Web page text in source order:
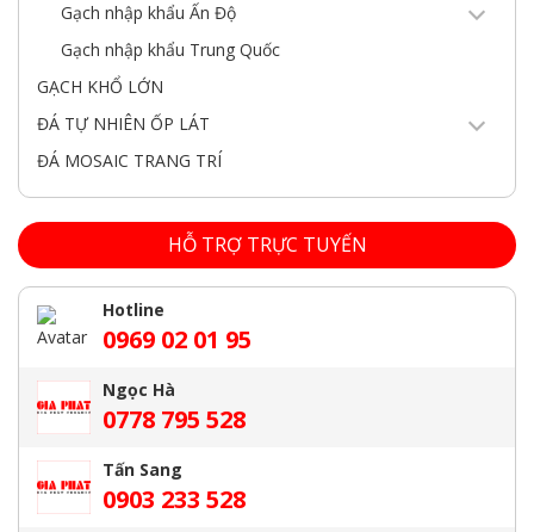
Gạch nhập khẩu Ấn Độ
Gạch nhập khẩu Trung Quốc
GẠCH KHỔ LỚN
ĐÁ TỰ NHIÊN ỐP LÁT
ĐÁ MOSAIC TRANG TRÍ
HỖ TRỢ TRỰC TUYẾN
Hotline
0969 02 01 95
Ngọc Hà
0778 795 528
Tấn Sang
0903 233 528